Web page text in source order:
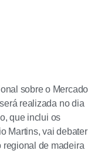
sobre o Mercado
realizada no dia
que inclui os
Martins, vai debater
regional de madeira